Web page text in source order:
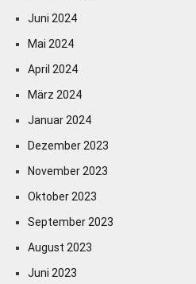
Juni 2024
Mai 2024
April 2024
März 2024
Januar 2024
Dezember 2023
November 2023
Oktober 2023
September 2023
August 2023
Juni 2023